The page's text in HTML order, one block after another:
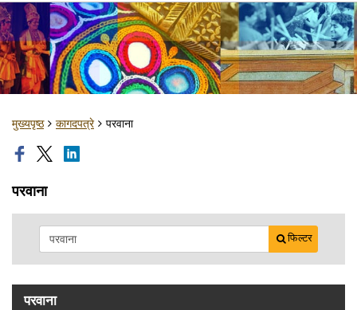
मुख्यपृष्ठ कागदपत्रे परवाना
परवाना
फिल्टर
परवाना